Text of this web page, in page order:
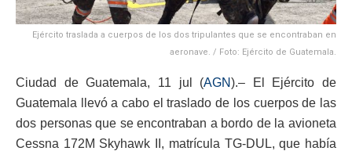
Ejército traslada a cuerpos de los dos tripulantes que se encontraban en
aeronave. / Foto: Ejército de Guatemala.
Ciudad de Guatemala, 11 jul (AGN).– El Ejército de
Guatemala llevó a cabo el traslado de los cuerpos de las
dos personas que se encontraban a bordo de la avioneta
Cessna 172M Skyhawk II, matrícula TG-DUL, que había